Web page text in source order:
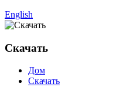
English
Скачать
Дом
Скачать